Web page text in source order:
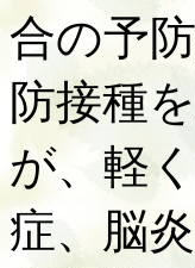
合の予
防接種
が、軽
症、脳